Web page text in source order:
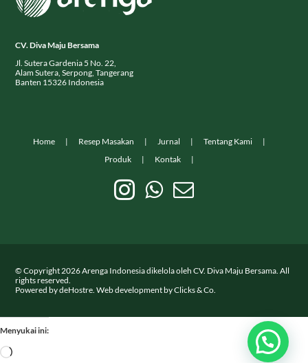
CV. Diva Maju Bersama
Jl. Sutera Gardenia 5 No. 22,
Alam Sutera, Serpong, Tangerang
Banten 15326 Indonesia
Home Resep Masakan Jurnal
Tentang Kami
Produk
Kontak
© Copyright 2026Arenga Indonesia dikelola oleh CV. Diva Maju Bersama. All
rights reserved.
Powered bydeHostre . Web development byClicks & Co.
Menyukai ini:
Memuat...